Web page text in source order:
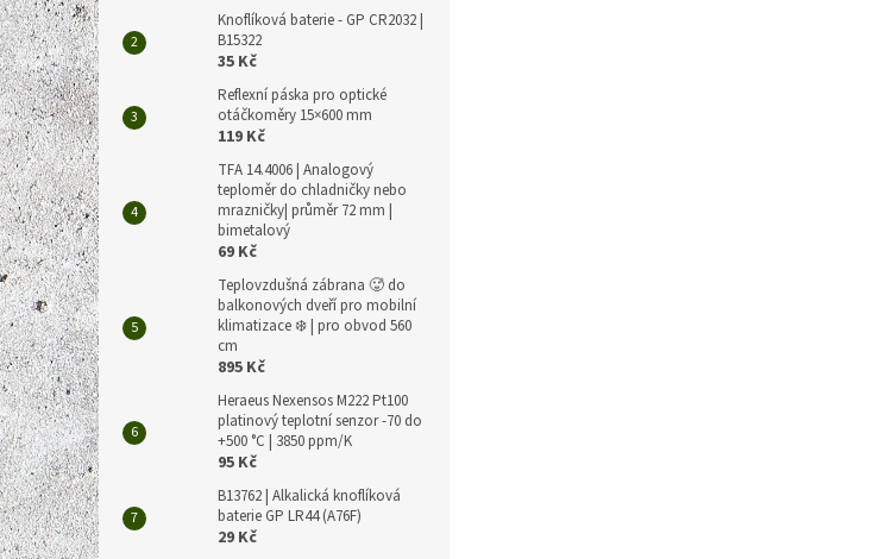
Knoflíková baterie - GP CR2032 |
B15322
35 Kč
Reflexní páska pro optické
otáčkoměry 15×600 mm
119 Kč
TFA 14.4006 | Analogový
teploměr do chladničky nebo
mrazničky| průměr 72 mm |
bimetalový
69 Kč
Teplovzdušná zábrana 🥵 do
balkonových dveří pro mobilní
klimatizace ❄️ | pro obvod 560
cm
895 Kč
Heraeus Nexensos M222 Pt100
platinový teplotní senzor -70 do
+500 °C | 3850 ppm/K
95 Kč
B13762 | Alkalická knoflíková
baterie GP LR44 (A76F)
29 Kč